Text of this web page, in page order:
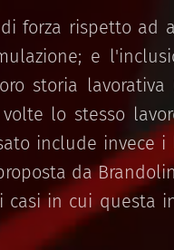
forza rispetto ad
e
storia lavorativa
lo stesso
include invece i
da
in cui questa